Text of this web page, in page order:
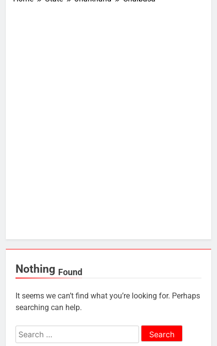
Nothing Found
It seems we can’t find what you’re looking for. Perhaps
searching can help.
Search
for: